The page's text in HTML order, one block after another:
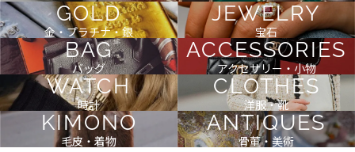
GOLD
金・プラチナ・銀
JEWELRY
宝石
BAG
バッグ
ACCESSORIES
アクセサリー・小物
WATCH
時計
CLOTHES
洋服・靴
KIMONO
毛皮・着物
ANTIQUES
骨董・美術